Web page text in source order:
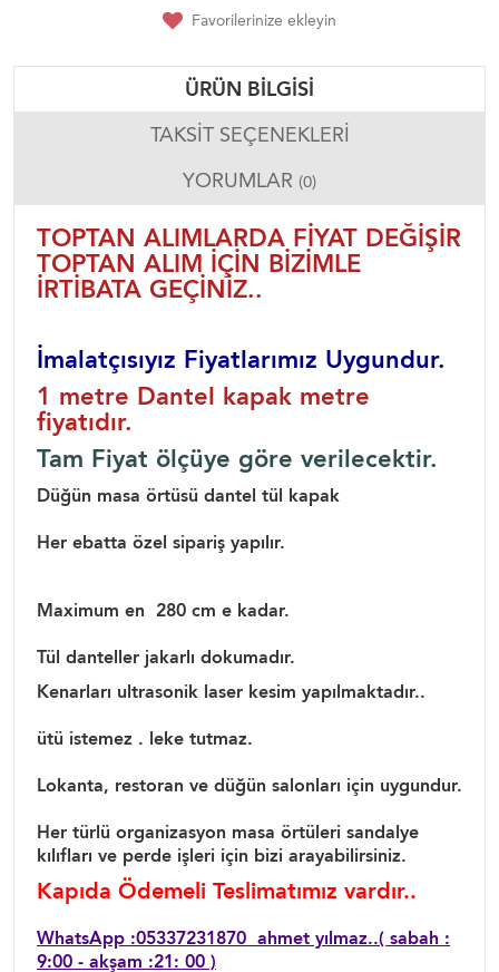
Favorilerinize ekleyin
ÜRÜN BILGISI
TAKSIT SEÇENEKLERI
YORUMLAR (0)
TOPTAN ALIMLARDA FİYAT DEĞİŞİR
TOPTAN ALIM İÇİN BİZİMLE
İRTİBATA GEÇİNİZ..
İmalatçısıyız Fiyatlarımız Uygundur.
1 metre Dantel kapak metre
fiyatıdır.
Tam Fiyat ölçüye göre verilecektir.
Düğün masa örtüsü dantel tül kapak
Her ebatta özel sipariş yapılır.
Maximum en 280 cm e kadar.
Tül danteller jakarlı dokumadır.
Kenarları ultrasonik laser kesim yapılmaktadır..
ütü istemez . leke tutmaz.
Lokanta, restoran ve düğün salonları için uygundur.
Her türlü organizasyon masa örtüleri sandalye
kılıfları ve perde işleri için bizi arayabilirsiniz.
Kapıda Ödemeli Teslimatımız vardır..
WhatsApp :05337231870 ahmet yılmaz..( sabah :
9:00 - akşam :21: 00 )